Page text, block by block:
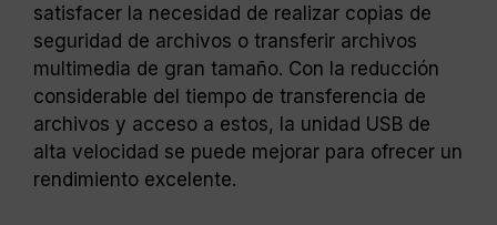
satisfacer la necesidad de realizar copias de
seguridad de archivos o transferir archivos
multimedia de gran tamaño. Con la reducción
considerable del tiempo de transferencia de
archivos y acceso a estos, la unidad USB de
alta velocidad se puede mejorar para ofrecer un
rendimiento excelente.